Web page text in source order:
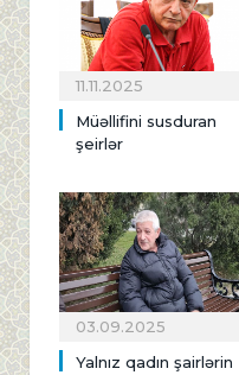
11.11.2025
Müəllifini susduran
şeirlər
03.09.2025
Yalnız qadın şairlərin